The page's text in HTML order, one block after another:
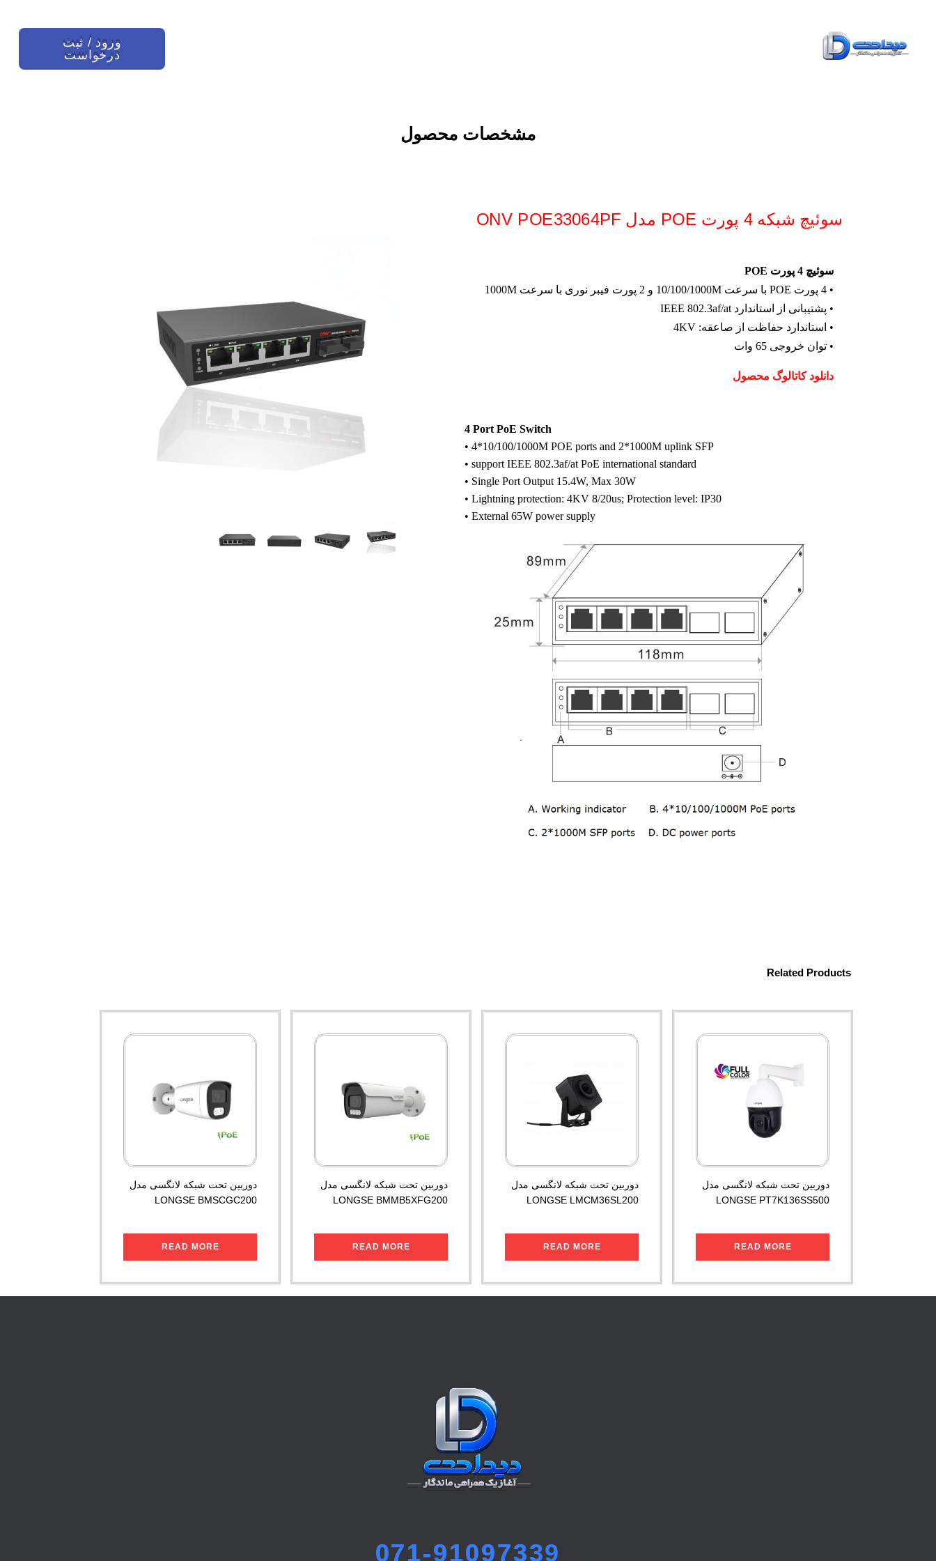
ورود / ثبت
درخواست
مشخصات محصول
سوئیچ شبکه 4 پورت POE مدل ONV POE33064PF
سوئیچ 4 پورت POE
• 4 پورت POE با سرعت 10/100/1000M و 2 پورت فیبر نوری با سرعت 1000M
• پشتیبانی از استاندارد IEEE 802.3af/at
• استاندارد حفاظت از صاعقه: 4KV
• توان خروجی 65 وات
دانلود کاتالوگ محصول
4 Port PoE Switch
• 4*10/100/1000M POE ports and 2*1000M uplink SFP
• support IEEE 802.3af/at PoE international standard
• Single Port Output 15.4W, Max 30W
• Lightning protection: 4KV 8/20us; Protection level: IP30
• External 65W power supply
Related Products
دوربین تحت شبکه لانگسی مدل
LONGSE PT7K136SS500
READ MORE
دوربین تحت شبکه لانگسی مدل
LONGSE LMCM36SL200
READ MORE
دوربین تحت شبکه لانگسی مدل
LONGSE BMMB5XFG200
READ MORE
دوربین تحت شبکه لانگسی مدل
LONGSE BMSCGC200
READ MORE
071-91097339